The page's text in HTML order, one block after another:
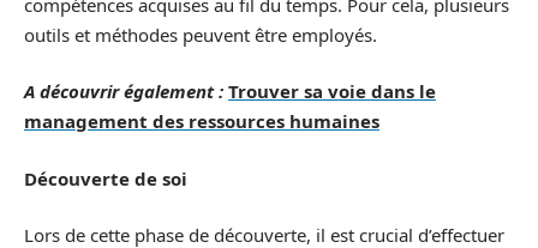
outils et méthodes peuvent être employés.
A découvrir également : Trouver sa voie dans le
management des ressources humaines
Découverte de soi
Lors de cette phase de découverte, il est crucial d’effectuer